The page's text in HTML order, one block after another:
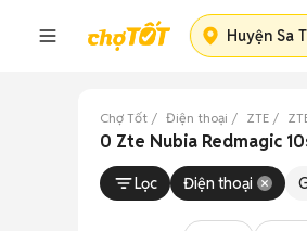
Huyện Sa
Chợ Tốt Điện thoại ZTE
0 Zte Nubia Redmagic
Lọc Điện thoại